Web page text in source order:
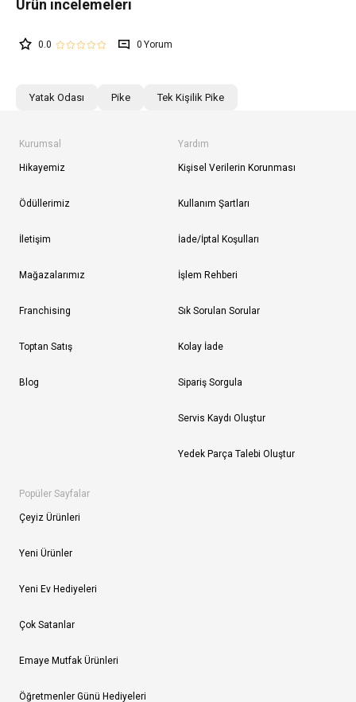
0.0 0
Yatak Odası Pike Tek Kişilik Pike
Kurumsal
Hikayemiz
Ödüllerimiz
İletişim
Mağazalarımız
Franchising
Toptan Satış
Blog
Yardım
Kişisel Verilerin Korunması
Kullanım Şartları
İade/İptal Koşulları
İşlem Rehberi
Sık Sorulan Sorular
Kolay İade
Sipariş Sorgula
Servis Kaydı Oluştur
Yedek Parça Talebi Oluştur
Popüler Sayfalar
Çeyiz Ürünleri
Yeni Ürünler
Yeni Ev Hediyeleri
Çok Satanlar
Emaye Mutfak Ürünleri
Öğretmenler Günü Hediyeleri